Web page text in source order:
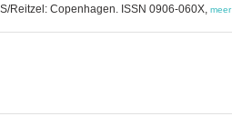
Reitzel: Copenhagen. ISSN 0906-060X, meer